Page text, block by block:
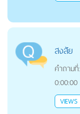
สงสัย
คำถามที่:
0:00:00
VIEWS